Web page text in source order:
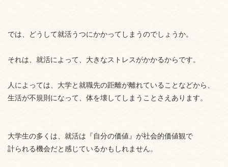
では、どうして就活うつにかかってしまうのでしょうか。
それは、就活によって、大きなストレスがかかるからです。
人によっては、大学と就職先の距離が離れていることなどから、
生活が不規則になって、体を壊してしまうことさえあります。
大学生の多くは、就活は『自分の価値』が社会的価値観で
計られる機会だと感じているかもしれません。